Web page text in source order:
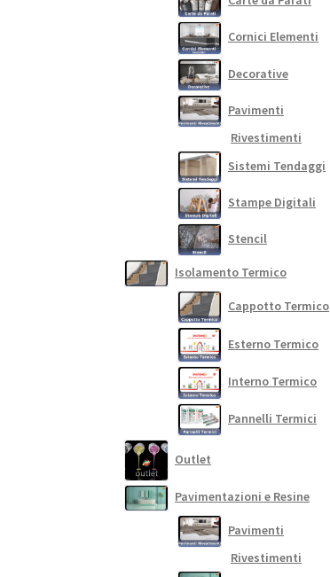
Cornici Elementi
Decorative
Pavimenti
Rivestimenti
Sistemi Tendaggi
Stampe Digitali
Stencil
Isolamento Termico
Cappotto Termico
Esterno Termico
Interno Termico
Pannelli Termici
Outlet
Pavimentazioni e Resine
Pavimenti
Rivestimenti